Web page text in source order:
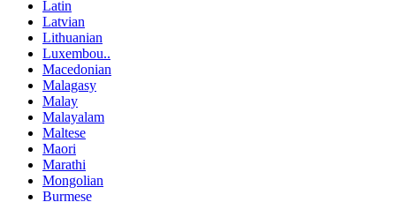
Latin
Latvian
Lithuanian
Luxembou..
Macedonian
Malagasy
Malay
Malayalam
Maltese
Maori
Marathi
Mongolian
Burmese